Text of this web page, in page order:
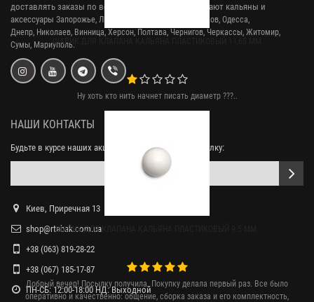
ШАРИК ДЛЯ КЛАПАНА КАЛЬЯНА ПЛАСТИКОВЫЙ 11,65 ММ
Ну хоть кто нить начнет писать диаметр ???..
ШАРИК ДЛЯ КЛАПАНА КАЛЬЯНА ПЛАСТИКОВЫЙ 9.5 ММ.
Добрый вечер! Посылку получила. Покупку делала первый раз. Все было
оперативно и качественно: общение, сборка заказа и его комплектность,
доставлять заказы по всей Украине. У нас заказывают кальяны и
аксессуары Запорожье, Львов, Кривой Рог,
Киев, Харьков, Одесса,
Днепр, Николаев, Винница, Херсон, Полтава, Чернигов, Черкассы, Житомир,
Сумы, Мариуполь.
НАШИ КОНТАКТЫ
Будьте в курсе наших акций, подпишитесь на рассылку:
Киев, Приречная 13
shop@rtabak.com.ua
+38 (063) 819-28-22
+38 (067) 185-17-87
ПН-СБ: 12:00-18:00 НД: Выходной